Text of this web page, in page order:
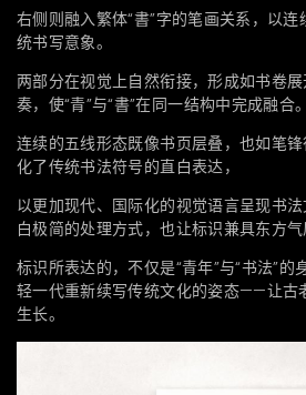
右侧则融入繁体“書”字的笔画关系，以
统书写意象。
两部分在视觉上自然衔接，形成如书卷
奏，使“青”与“書”在同一结构中完成融合。
连续的五线形态既像书页层叠，也如笔
化了传统书法符号的直白表达，
以更加现代、国际化的视觉语言呈现书
白极简的处理方式，也让标识兼具东方气
标识所表达的，不仅是“青年”与“书法”
轻一代重新续写传统文化的姿态——让古
生长。